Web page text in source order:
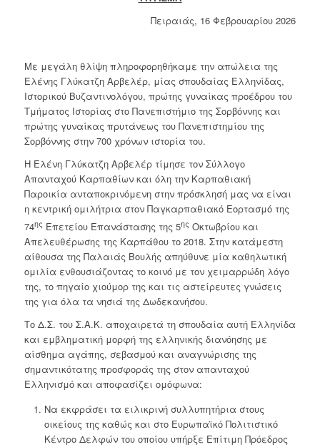
Πειραιάς, 16 Φεβρουαρίου 2026
Με μεγάλη θλίψη πληροφορηθήκαμε την απώλεια της
Ελένης Γλύκατζη Αρβελέρ, μίας σπουδαίας Ελληνίδας,
Ιστορικού Βυζαντινολόγου, πρώτης γυναίκας προέδρου του
Τμήματος Ιστορίας στο Πανεπιστήμιο της Σορβόννης και
πρώτης γυναίκας πρυτάνεως του Πανεπιστημίου της
Σορβόννης στην 700 χρόνων ιστορία του.
Η Ελένη Γλύκατζη Αρβελέρ τίμησε τον Σύλλογο
Απανταχού Καρπαθίων και όλη την Καρπαθιακή
Παροικία ανταποκρινόμενη στην πρόσκλησή μας να είναι
η κεντρική ομιλήτρια στον Παγκαρπαθιακό Εορτασμό της
74ηςΕπετείου Επανάστασης της 5ηςΟκτωβρίου και
Απελευθέρωσης της Καρπάθου το 2018. Στην κατάμεστη
αίθουσα της Παλαιάς Βουλής απηύθυνε μία καθηλωτική
ομιλία ενθουσιάζοντας το κοινό με τον χειμαρρώδη λόγο
της, το πηγαίο χιούμορ της και τις αστείρευτες γνώσεις
της για όλα τα νησιά της Δωδεκανήσου.
Το Δ.Σ. του Σ.Α.Κ. αποχαιρετά τη σπουδαία αυτή Ελληνίδα
και εμβληματική μορφή της ελληνικής διανόησης με
αίσθημα αγάπης, σεβασμού και αναγνώρισης της
σημαντικότατης προσφοράς της στον απανταχού
Ελληνισμό και αποφασίζει ομόφωνα:
Να εκφράσει τα ειλικρινή συλλυπητήρια στους
οικείους της καθώς και στο Ευρωπαϊκό Πολιτιστικό
Κέντρο Δελφών του οποίου υπήρξε Επίτιμη Πρόεδρος